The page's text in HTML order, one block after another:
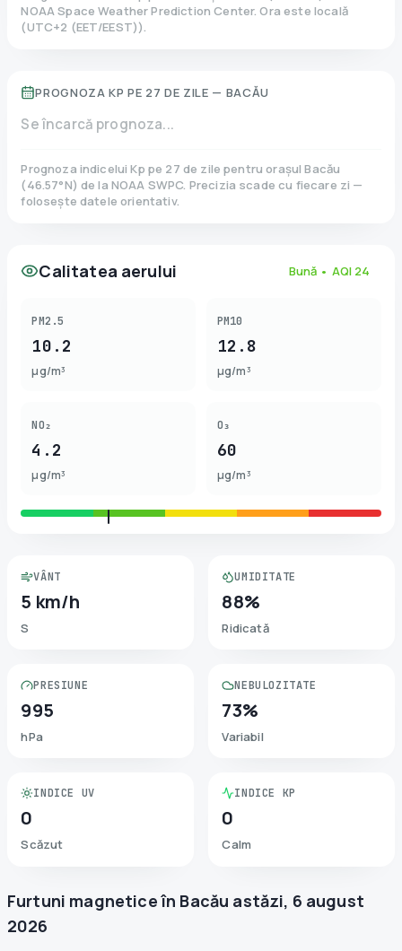
NOAA Space Weather Prediction Center. Ora este locală
(UTC+2 (EET/EEST)).
PROGNOZA KP PE 27 DE ZILE — BACĂU
Se încarcă prognoza...
Prognoza indicelui Kp pe 27 de zile pentru orașul Bacău
(46.57°N)de la NOAA SWPC. Precizia scade cu fiecare zi —
folosește datele orientativ.
Calitatea aerului Bună • AQI 24
PM2.5
10.2
µg/m³
PM10
12.8
µg/m³
NO₂
4.2
µg/m³
O₃
60
µg/m³
VÂNT
5 km/h
S
UMIDITATE
88%
Ridicată
PRESIUNE
995
hPa
NEBULOZITATE
73%
Variabil
INDICE UV
0
Scăzut
INDICE KP
0
Calm
Furtuni magnetice în Bacău astăzi, 6 august
2026